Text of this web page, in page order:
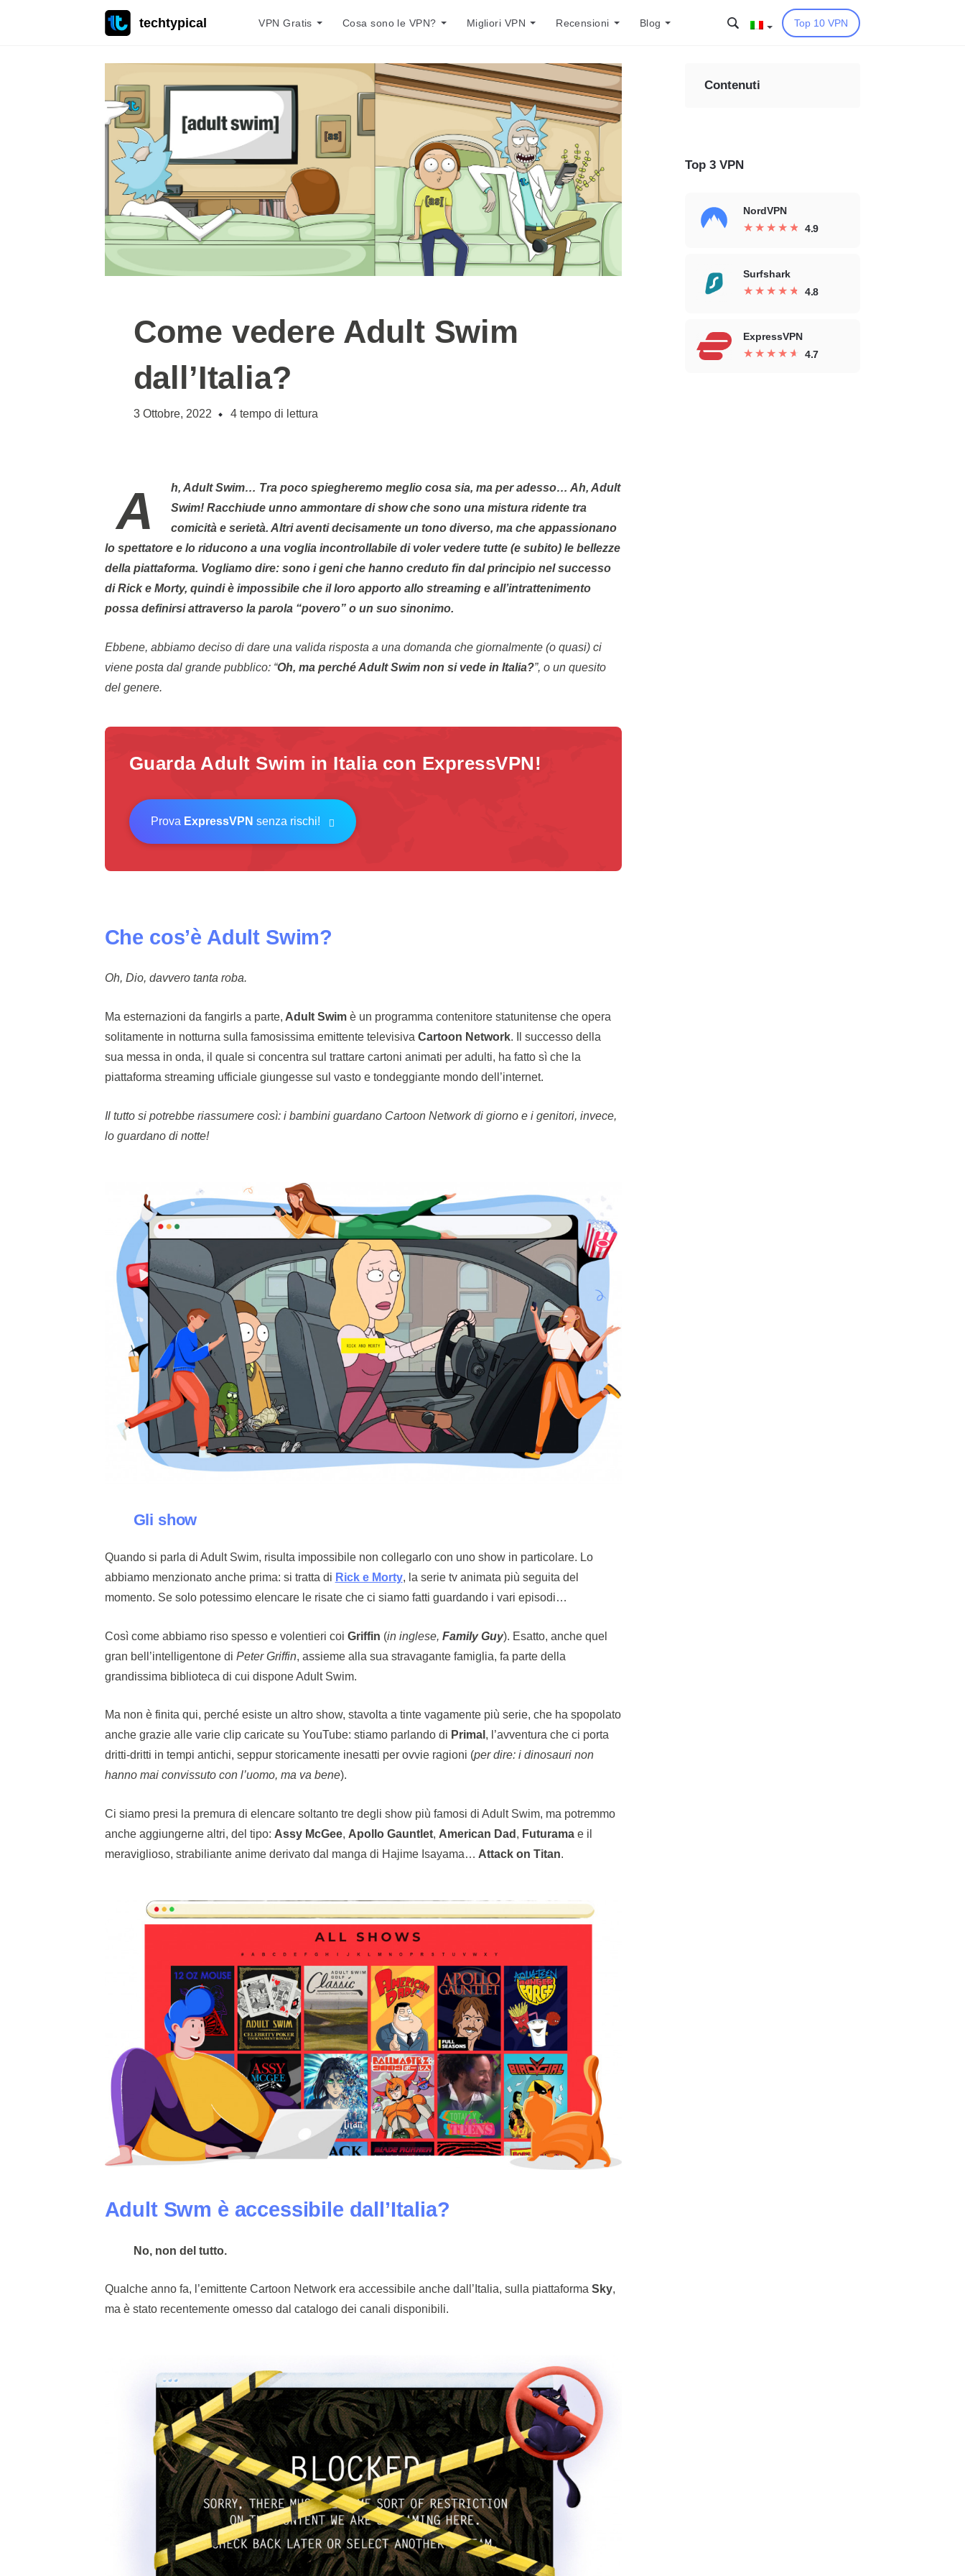
techtypical VPN Gratis Cosa sono le VPN? Migliori VPN Recensioni Blog Top 10 VPN
Come vedere Adult Swim
dall’Italia?
3 Ottobre, 2022 4 tempo di lettura
Ah, Adult Swim… Tra poco spiegheremo meglio cosa sia, ma per adesso… Ah, Adult
Swim! Racchiude unno ammontare di show che sono una mistura ridente tra
comicità e serietà. Altri aventi decisamente un tono diverso, ma che appassionano
lo spettatore e lo riducono a una voglia incontrollabile di voler vedere tutte (e subito) le bellezze
della piattaforma. Vogliamo dire: sono i geni che hanno creduto fin dal principio nel successo
di Rick e Morty, quindi è impossibile che il loro apporto allo streaming e all’intrattenimento
possa definirsi attraverso la parola “povero” o un suo sinonimo.
Ebbene, abbiamo deciso di dare una valida risposta a una domanda che giornalmente (o quasi) ci
viene posta dal grande pubblico: “Oh, ma perché Adult Swim non si vede in Italia?”, o un quesito
del genere.
Guarda Adult Swim in Italia con ExpressVPN!
Prova ExpressVPN senza rischi!
Che cos’è Adult Swim?
Oh, Dio, davvero tanta roba.
Ma esternazioni da fangirls a parte, Adult Swimè un programma contenitore statunitense che opera
solitamente in notturna sulla famosissima emittente televisiva Cartoon Network. Il successo della
sua messa in onda, il quale si concentra sul trattare cartoni animati per adulti, ha fatto sì che la
piattaforma streaming ufficiale giungesse sul vasto e tondeggiante mondo dell’internet.
Il tutto si potrebbe riassumere così: i bambini guardano Cartoon Network di giorno e i genitori, invece,
lo guardano di notte!
Gli show
Quando si parla di Adult Swim, risulta impossibile non collegarlo con uno show in particolare. Lo
abbiamo menzionato anche prima: si tratta di Rick e Morty, la serie tv animata più seguita del
momento. Se solo potessimo elencare le risate che ci siamo fatti guardando i vari episodi…
Così come abbiamo riso spesso e volentieri coi Griffin (in inglese, Family Guy). Esatto, anche quel
gran bell’intelligentone di Peter Griffin, assieme alla sua stravagante famiglia, fa parte della
grandissima biblioteca di cui dispone Adult Swim.
Ma non è finita qui, perché esiste un altro show, stavolta a tinte vagamente più serie, che ha spopolato
anche grazie alle varie clip caricate su YouTube: stiamo parlando di Primal , l’avventura che ci porta
dritti-dritti in tempi antichi, seppur storicamente inesatti per ovvie ragioni (per dire: i dinosauri non
hanno mai convissuto con l’uomo, ma va bene).
Ci siamo presi la premura di elencare soltanto tre degli show più famosi di Adult Swim, ma potremmo
anche aggiungerne altri, del tipo: Assy McGee, Apollo Gauntlet, American Dad , Futuramae il
meraviglioso, strabiliante anime derivato dal manga di Hajime Isayama… Attack on Titan.
Adult Swm è accessibile dall’Italia?
No, non del tutto.
Qualche anno fa, l’emittente Cartoon Network era accessibile anche dall’Italia, sulla piattaforma Sky,
ma è stato recentemente omesso dal catalogo dei canali disponibili.
Contenuti
Top 3 VPN
NordVPN
★ ★ ★ ★ ★
★ ★ ★ ★ ★ 4.9
Surfshark
★ ★ ★ ★ ★
★ ★ ★ ★ ★ 4.8
ExpressVPN
★ ★ ★ ★ ★
★ ★ ★ ★ ★ 4.7